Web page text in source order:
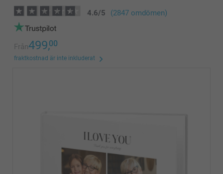
4.6/5 (2847 omdömen)
Från499,00
fraktkostnad är inte inkluderat